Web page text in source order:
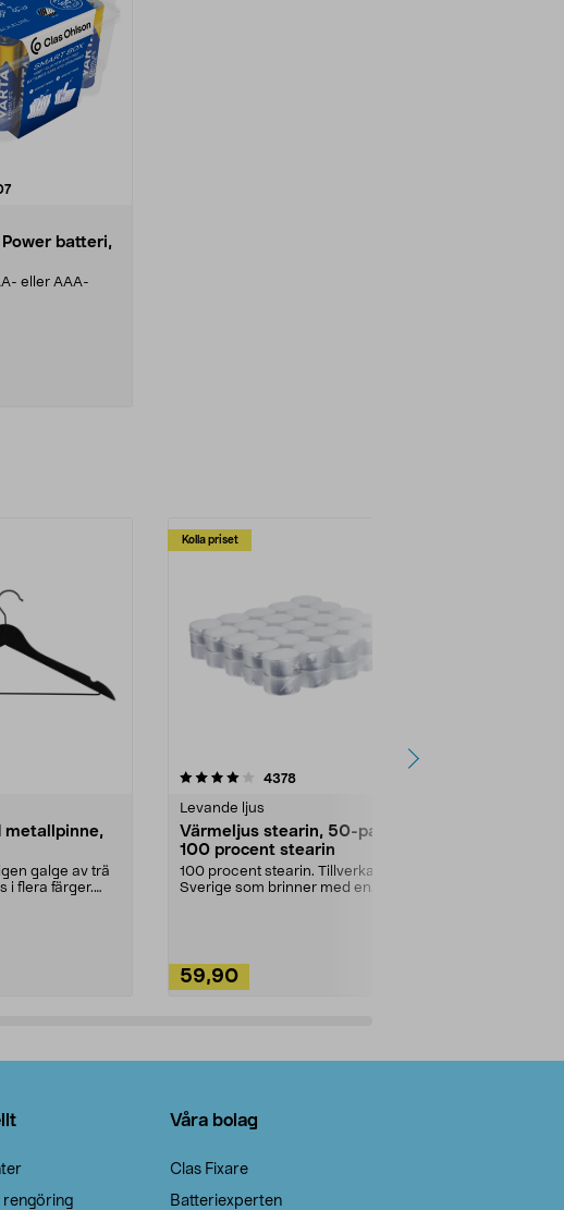
recensioner
batteri,
eller AAA-
metallpinne,
galge av trä
i flera färger.
Kolla priset
stjärnor 4378recensioner
Levande ljus
Värmeljus stearin, 50-pack,
100 procent stearin
100 procent stearin. Tillverkade i
Sverige som brinner med en
59,90
4.5av 5 stjärnor
rengöring
Våra bolag
Clas Fixare
Batteriexperten